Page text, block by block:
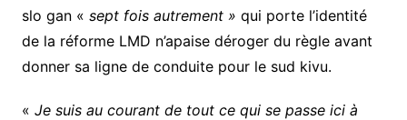
slo gan « sept fois autrement » qui porte l’identité
de la réforme LMD n’apaise déroger du règle avant
donner sa ligne de conduite pour le sud kivu.
« Je suis au courant de tout ce qui se passe ici à